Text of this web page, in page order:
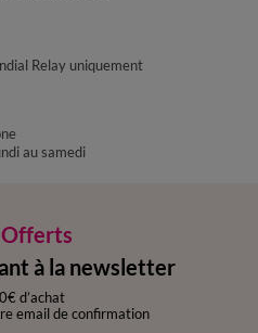
Relay uniquement
au samedi
à la newsletter
d’achat
email de confirmation